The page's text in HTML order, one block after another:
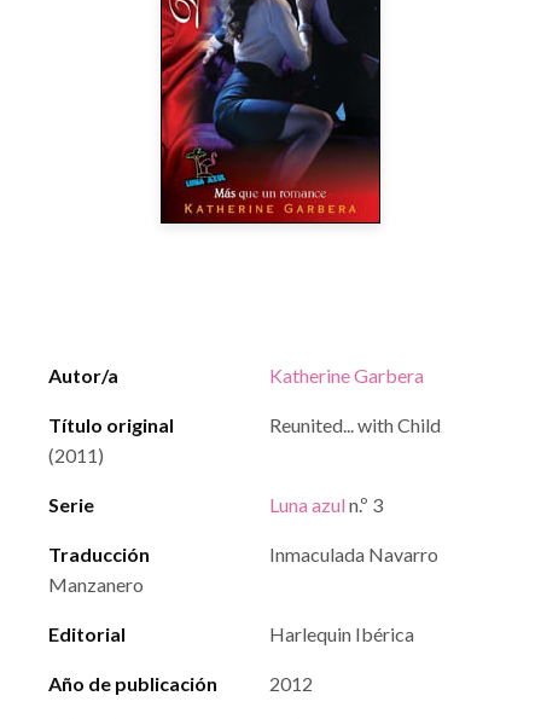
Autor/a Katherine Garbera
Título original
Reunited... with Child
(2011)
Serie Luna azul n.º 3
Traducción
Inmaculada Navarro
Manzanero
Editorial Harlequin Ibérica
Año de publicación 2012